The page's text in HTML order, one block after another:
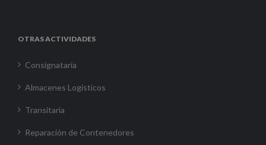
OTRAS ACTIVIDADES
Consignataria
Almacenes Logísticos
Transitaria
Reparación de Contenedores